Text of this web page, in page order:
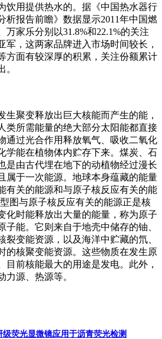
饮用提供热水的。据《中国热水器行
析报告前瞻》数据显示2011年中国燃
万家乐分别以31.8%和22.1%的关注
军，这两家品牌进入市场时间较长，
方面有较深厚的积累，关注份额累计
。
生聚变释放出巨大核能而产生的能，
类所需能量的绝大部分太阳能都直接
通过光合作用释放氧气、吸收二氧化
学能在植物体内贮存下来。煤炭、石
是由古代埋在地下的动植物经过漫长
属于一次能源。地球本身蕴藏的能量
有关的能源和与原子核反应有关的能
图与原子核反应有关的能源正是核
化时能释放出大量的能量，称为原子
子能。它则来自于地壳中储存的铀、
裂变能资源，以及海洋中贮藏的氘、
的核聚变能资源。这些物质在发生原
目前核能最大的用途是发电。此外，
力源、热源等。
级荧光显微镜应用于沥青荧光检测